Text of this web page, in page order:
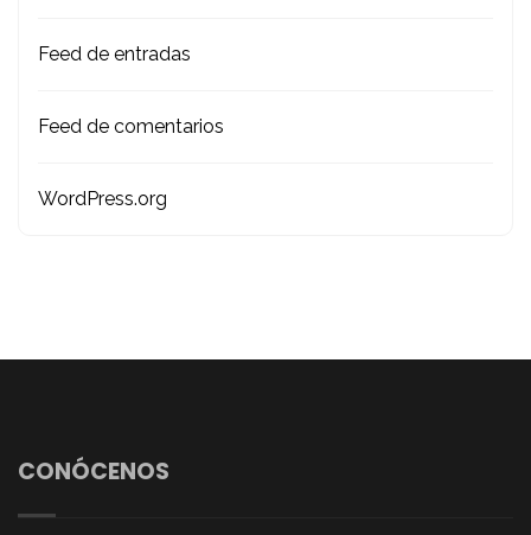
Feed de entradas
Feed de comentarios
WordPress.org
CONÓCENOS